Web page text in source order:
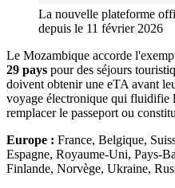
La nouvelle plateforme
depuis le 11 février 2026
Le Mozambique accorde
29 pays pour des séjours
doivent obtenir une eTA avant
voyage électronique qui fluidifie
remplacer le passeport ou
Europe : France, Belgique,
Espagne, Royaume-Uni, Pays-
Finlande, Norvège, Ukraine,